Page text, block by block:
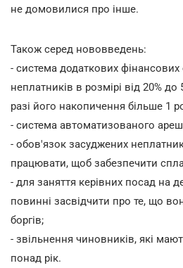
не домовилися про інше.
Також серед нововведень:
- система додаткових фінансових
неплатників в розмірі від 20% до
разі його накопичення більше 1
- система автоматизованого
- обов'язок засуджених
працювати, щоб забезпечити
- для заняття керівних посад на
повинні засвідчити про те, що
боргів;
- звільнення чиновників, які
понад рік.